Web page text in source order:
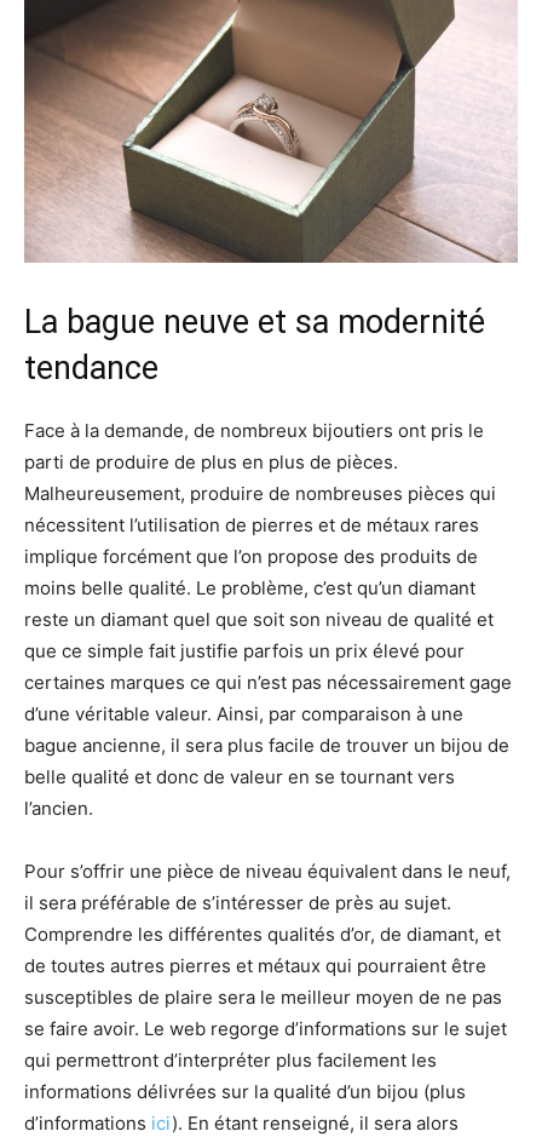
La bague neuve et sa modernité
tendance
Face à la demande, de nombreux bijoutiers ont pris le
parti de produire de plus en plus de pièces.
Malheureusement, produire de nombreuses pièces qui
nécessitent l’utilisation de pierres et de métaux rares
implique forcément que l’on propose des produits de
moins belle qualité. Le problème, c’est qu’un diamant
reste un diamant quel que soit son niveau de qualité et
que ce simple fait justifie parfois un prix élevé pour
certaines marques ce qui n’est pas nécessairement gage
d’une véritable valeur. Ainsi, par comparaison à une
bague ancienne, il sera plus facile de trouver un bijou de
belle qualité et donc de valeur en se tournant vers
l’ancien.
Pour s’offrir une pièce de niveau équivalent dans le neuf,
il sera préférable de s’intéresser de près au sujet.
Comprendre les différentes qualités d’or, de diamant, et
de toutes autres pierres et métaux qui pourraient être
susceptibles de plaire sera le meilleur moyen de ne pas
se faire avoir. Le web regorge d’informations sur le sujet
qui permettront d’interpréter plus facilement les
informations délivrées sur la qualité d’un bijou (plus
d’informations ici). En étant renseigné, il sera alors